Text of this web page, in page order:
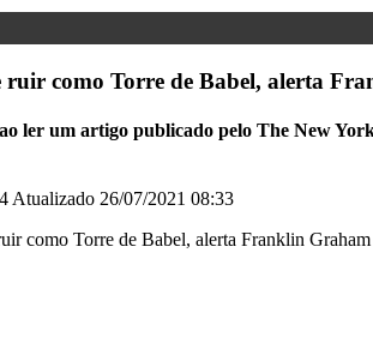
ruir como Torre de Babel, alerta
ler um artigo publicado pelo The New
Atualizado 26/07/2021 08:33